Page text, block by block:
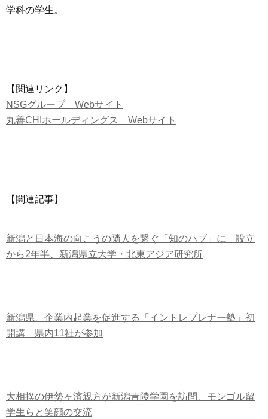
学科の学生。
【関連リンク】
NSGグループ Webサイト
丸善CHIホールディングス Webサイト
【関連記事】
新潟と日本海の向こうの隣人を繋ぐ「知のハブ」に 設立
から2年半、新潟県立大学・北東アジア研究所
新潟県、企業内起業を促進する「イントレプレナー塾」初
開講 県内11社が参加
大相撲の伊勢ヶ濱親方が新潟青陵学園を訪問、モンゴル留
学生らと笑顔の交流